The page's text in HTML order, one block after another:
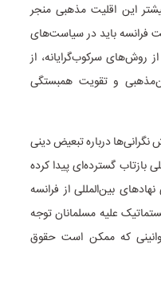
این اقلیت مذهبی منجر
فرانسه باید در سیاست‌های
روش‌های سرکوب‌گرایانه، از
و تقویت همبستگی
نگرانی‌ها درباره تبعیض دینی
بازتاب گسترده‌ای پیدا کرده
بین‌المللی از فرانسه
علیه مسلمانان توجه
که ممکن است حقوق